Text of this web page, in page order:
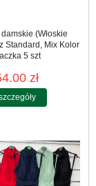
(Włoskie
Standard, Mix Kolor
5 szt
zł